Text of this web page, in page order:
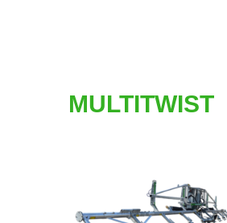
MULTITWIST